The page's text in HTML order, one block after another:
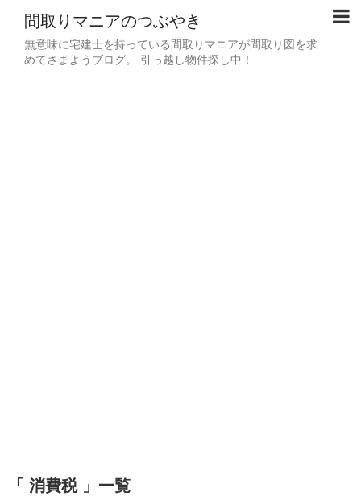
間取りマニアのつぶやき
無意味に宅建士を持っている間取りマニアが間取り図を求
めてさまようブログ。 引っ越し物件探し中！
「 消費税 」一覧